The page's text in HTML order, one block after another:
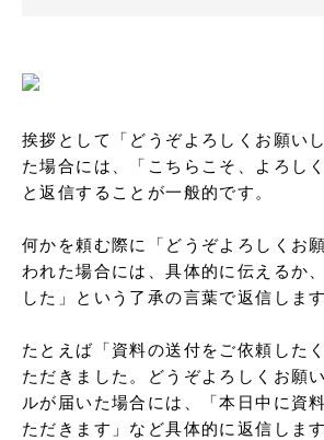
挨拶として「どうぞよろしくお願い
た場合には、「こちらこそ、よろし
と返信することが一般的です。
何かを頼む際に「どうぞよろしくお
われた場合には、具体的に伝えるか
した」という了承の言葉で返信します
たとえば「資料の送付をご依頼した
ただきました。どうぞよろしくお願
ルが届いた場合には、「本日中に資
ただきます」など具体的に返信します